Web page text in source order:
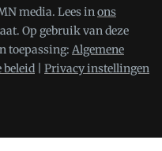
media. Lees inons
Op gebruik van deze
toepassing: Algemene
beleid Privacy instellingen